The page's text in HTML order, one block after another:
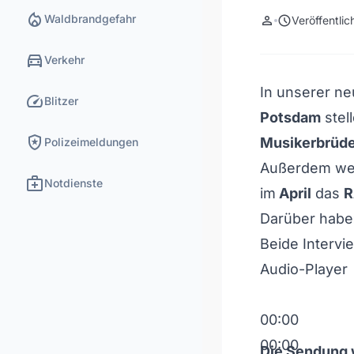
local_fire_department Waldbrandgefahr
directions_carVerkehr
speedBlitzer
local_police Polizeimeldungen
medical_servicesNotdienste
person schedule
In unserer
Potsdam
Außerdem
im April das
Darüber
Beide
Audio-Player
00:00
00:00